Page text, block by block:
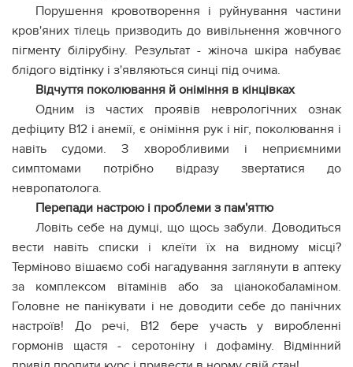
Порушення кровотворення і руйнування частини
кров'яних тілець призводить до вивільнення жовчного
пігменту білірубіну. Результат - жіноча шкіра набуває
блідого відтінку і з'являються синці під очима.
Відчуття поколювання й оніміння в кінцівках
Одним із частих проявів неврологічних ознак
дефіциту В12 і анемії, є оніміння рук і ніг, поколювання і
навіть судоми. З хворобливими і неприємними
симптомами потрібно відразу звертатися до
невропатолога.
Перепади настрою і проблеми з пам'яттю
Ловіть себе на думці, що щось забули. Доводиться
вести навіть списки і клеїти їх на видному місці?
Терміново вішаємо собі нагадування заглянути в аптеку
за комплексом вітамінів або за ціанокобаламіном.
Головне не панікувати і не доводити себе до панічних
настроїв! До речі, В12 бере участь у виробленні
гормонів щастя - серотоніну і дофаміну. Відмінний